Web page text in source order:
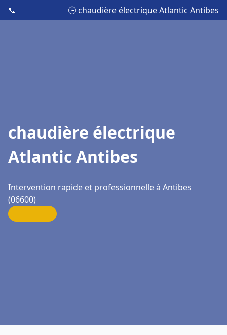
📞 🕒 chaudière électrique Atlantic Antibes
chaudière électrique
Atlantic Antibes
Intervention rapide et professionnelle à Antibes
(06600)